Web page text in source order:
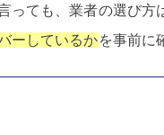
っても、業者の選び方
ーしているかを事前に